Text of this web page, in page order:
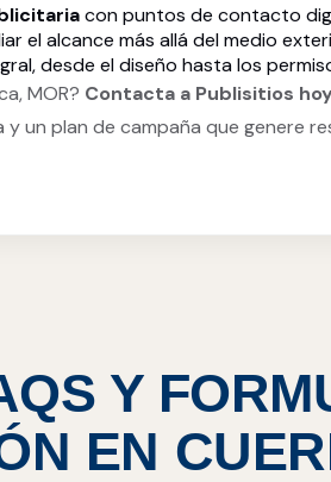
con puntos de contacto
el alcance más allá del medio
desde el diseño hasta los
MOR? Contacta a Publisitios hoy
y un plan de campaña que genere
Y
EN